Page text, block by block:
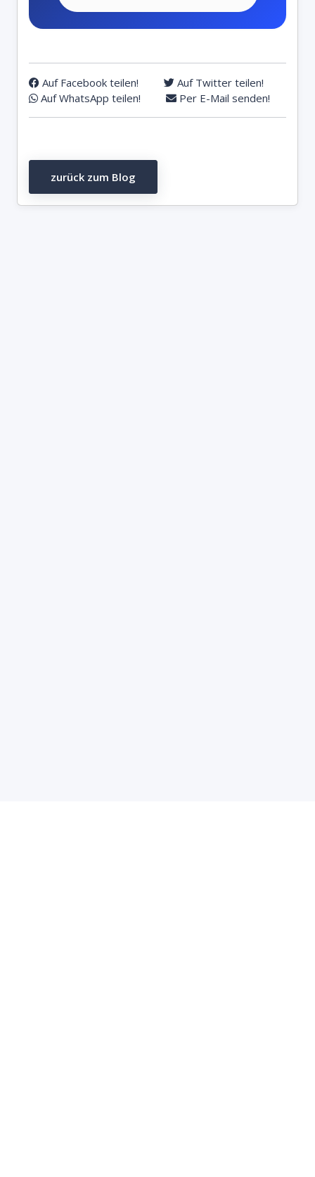
Auf Facebook teilen!
Auf Twitter teilen!
Auf WhatsApp teilen!
Per E-Mail senden!
zurück zum Blog